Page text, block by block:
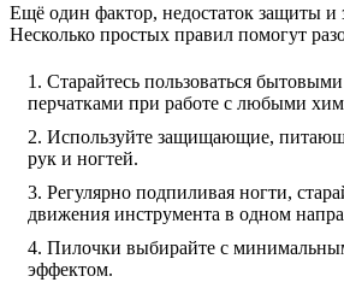
Ещё один фактор, недостаток защиты и
Несколько простых правил помогут
Старайтесь пользоваться
перчатками при работе с любыми
Используйте защищающие,
рук и ногтей.
Регулярно подпиливая ногти,
движения инструмента в одном
Пилочки выбирайте с
эффектом.